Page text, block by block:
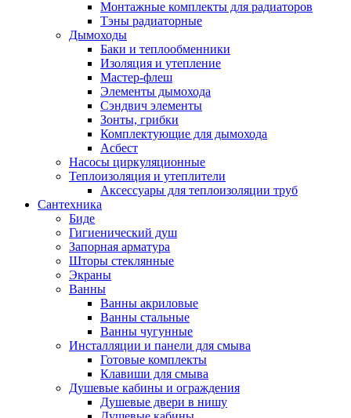
Монтажные комплекты для радиаторов
Тэны радиаторные
Дымоходы
Баки и теплообменники
Изоляция и утепление
Мастер-флеш
Элементы дымохода
Сэндвич элементы
Зонты, грибки
Комплектующие для дымохода
Асбест
Насосы циркуляционные
Теплоизоляция и утеплители
Аксессуары для теплоизоляции труб
Сантехника
Биде
Гигиенический душ
Запорная арматура
Шторы стеклянные
Экраны
Ванны
Ванны акриловые
Ванны стальные
Ванны чугунные
Инсталляции и панели для смыва
Готовые комплекты
Клавиши для смыва
Душевые кабины и ограждения
Душевые двери в нишу